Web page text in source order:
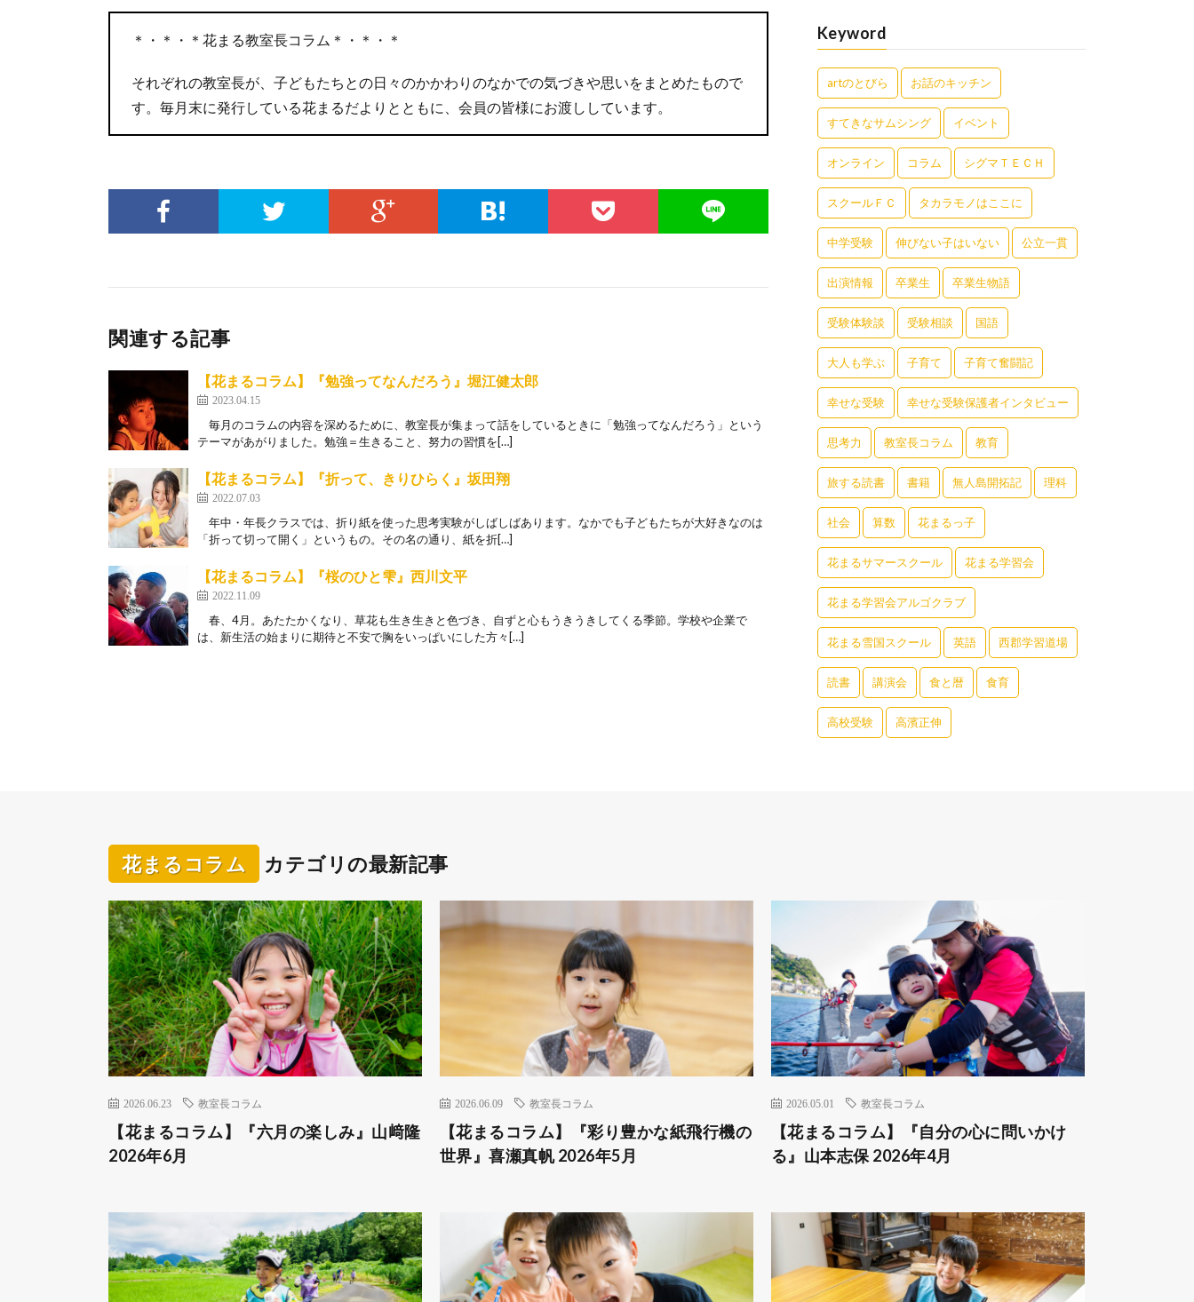
＊・＊・＊花まる教室長コラム＊・＊・＊
それぞれの教室長が、子どもたちとの日々のかかわりのなかでの気づきや思いをまとめたもので
す。毎月末に発行している花まるだよりとともに、会員の皆様にお渡ししています。
関連する記事
【花まるコラム】『勉強ってなんだろう』堀江健太郎
2023.04.15
毎月のコラムの内容を深めるために、教室長が集まって話をしているときに「勉強ってなんだろう」という
テーマがあがりました。勉強＝生きること、努力の習慣を[…]
【花まるコラム】『折って、きりひらく』坂田翔
2022.07.03
年中・年長クラスでは、折り紙を使った思考実験がしばしばあります。なかでも子どもたちが大好きなのは
「折って切って開く」というもの。その名の通り、紙を折[…]
【花まるコラム】『桜のひと雫』西川文平
2022.11.09
春、4月。あたたかくなり、草花も生き生きと色づき、自ずと心もうきうきしてくる季節。学校や企業で
は、新生活の始まりに期待と不安で胸をいっぱいにした方々[…]
Keyword
artのとびら お話のキッチン
すてきなサムシング イベント
オンライン コラム シグマＴＥＣＨ
スクールＦＣ タカラモノはここに
中学受験 伸びない子はいない 公立一貫
出演情報 卒業生 卒業生物語
受験体験談 受験相談 国語
大人も学ぶ 子育て 子育て奮闘記
幸せな受験 幸せな受験保護者インタビュー
思考力 教室長コラム 教育
旅する読書 書籍 無人島開拓記 理科
社会 算数 花まるっ子
花まるサマースクール 花まる学習会
花まる学習会アルゴクラブ
花まる雪国スクール 英語 西郡学習道場
読書 講演会 食と暦 食育
高校受験 高濱正伸
花まるコラム カテゴリの最新記事
2026.06.23 教室長コラム
【花まるコラム】『六月の楽しみ』山﨑隆
2026年6月
2026.06.09 教室長コラム
【花まるコラム】『彩り豊かな紙飛行機の
世界』喜瀬真帆 2026年5月
2026.05.01 教室長コラム
【花まるコラム】『自分の心に問いかけ
る』山本志保 2026年4月